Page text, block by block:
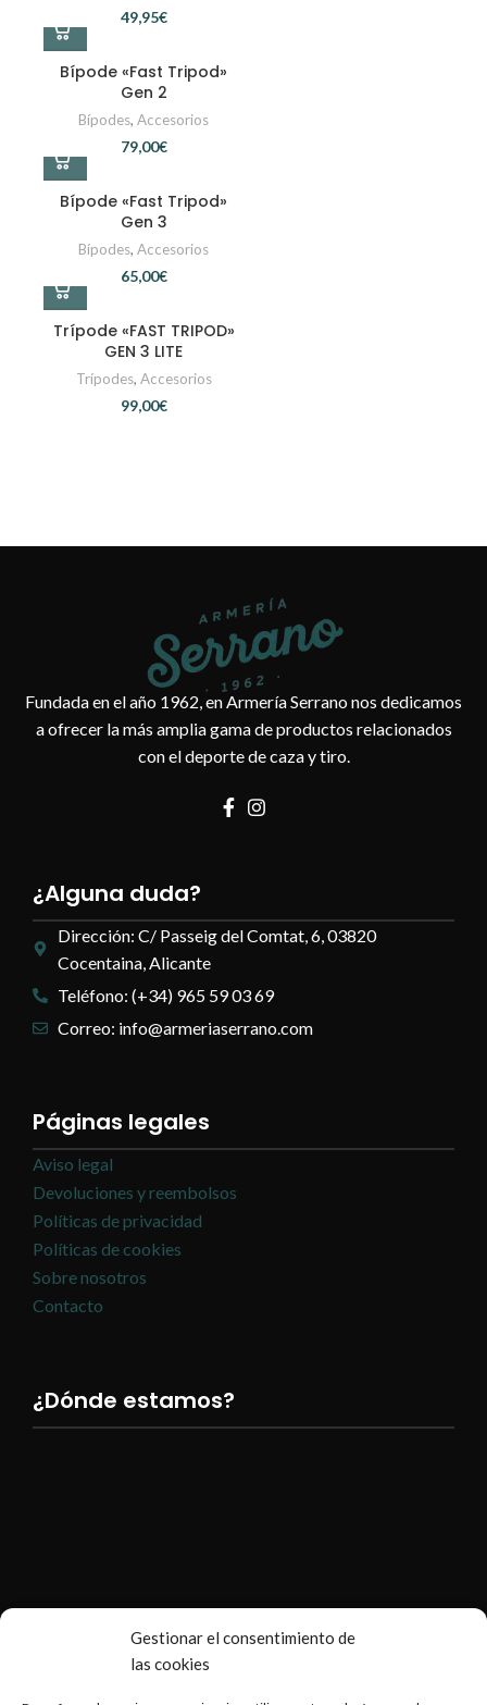
Gestionar el consentimiento de
las cookies
€
Bípode «Fast Tripod»
Gen 2
Bípodes, Accesorios
€
Bípode «Fast Tripod»
Gen 3
Bípodes, Accesorios
€
Trípode «FAST TRIPOD»
GEN 3 LITE
Trípodes, Accesorios
€
Fundada en el año 1962, en Armería Serrano nos dedicamos
a ofrecer la más amplia gama de productos relacionados
con el deporte de caza y tiro.
¿Alguna duda?
Dirección: C/ Passeig del Comtat, 6, 03820
Cocentaina, Alicante
Teléfono: (+34) 965 59 03 69
Correo: info@armeriaserrano.com
Páginas legales
Aviso legal
Devoluciones y reembolsos
Políticas de privacidad
Políticas de cookies
Sobre nosotros
Contacto
¿Dónde estamos?